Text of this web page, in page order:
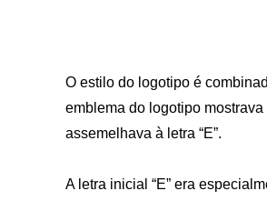
O estilo do logotipo é
emblema do logotipo
assemelhava à letra “E”.
A letra inicial “E” era